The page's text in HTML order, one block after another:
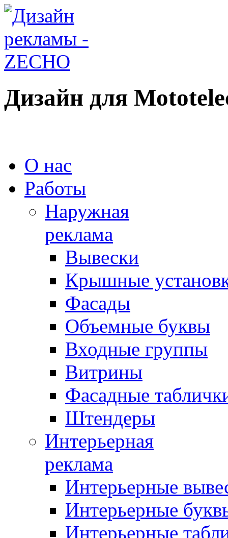
Дизайн для
О нас
Работы
Наружная
реклама
Вывески
Крышные
Фасады
Объемные буквы
Входные группы
Витрины
Фасадные
Штендеры
Интерьерная
реклама
Интерьерные
Интерьерные
Интерьерные